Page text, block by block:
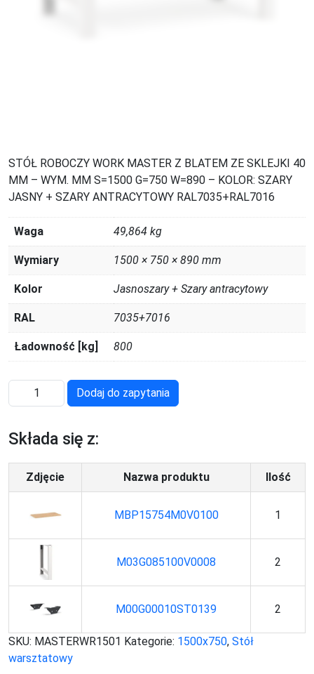
STÓŁ ROBOCZY WORK MASTER Z BLATEM ZE SKLEJKI 40
MM – WYM. MM S=1500 G=750 W=890 – KOLOR: SZARY
JASNY + SZARY ANTRACYTOWY RAL7035+RAL7016
Waga 49,864 kg
Wymiary 1500 × 750 × 890 mm
Kolor Jasnoszary + Szary antracytowy
RAL 7035+7016
Ładowność [kg] 800
MASTERWR1501
Dodaj do zapytania
Składa się z:
Zdjęcie Nazwa produktu Ilość
MBP15754M0V0100 1
M03G085100V0008 2
M00G00010ST0139 2
SKU: MASTERWR1501 Kategorie: 1500x750, Stół
warsztatowy